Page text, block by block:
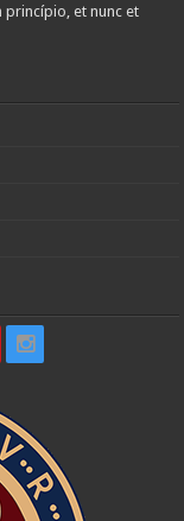
princípio, et nunc et